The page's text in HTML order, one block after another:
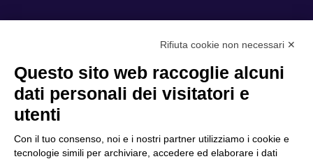
Cookie Policy
Scopri il Polo
Partner
Finanziamenti e bandi
Rifiuta cookie non necessari ✕
Questo sito web raccoglie alcuni
dati personali dei visitatori e
utenti
Con il tuo consenso, noi e i nostri partner utilizziamo i cookie e
tecnologie simili per archiviare, accedere ed elaborare i dati